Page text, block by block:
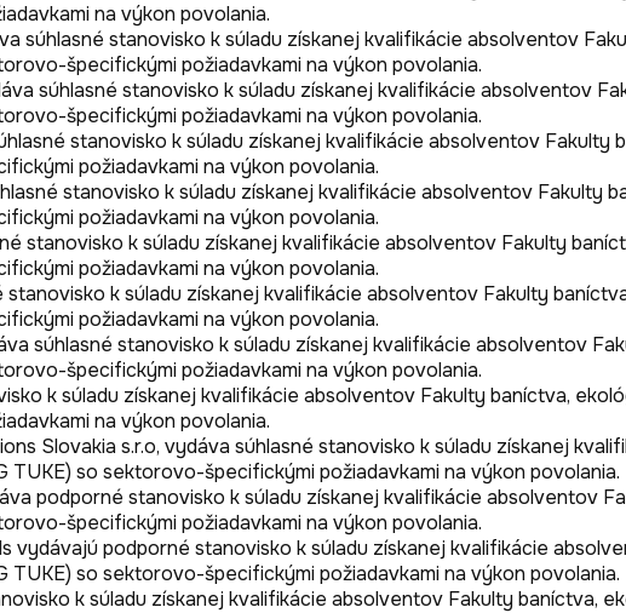
na výkon povolania.
súhlasné stanovisko k súladu získanej kvalifikácie absolventov
špecifickými požiadavkami na výkon povolania.
súhlasné stanovisko k súladu získanej kvalifikácie absolventov
špecifickými požiadavkami na výkon povolania.
stanovisko k súladu získanej kvalifikácie absolventov
požiadavkami na výkon povolania.
stanovisko k súladu získanej kvalifikácie absolventov Fakulty
požiadavkami na výkon povolania.
stanovisko k súladu získanej kvalifikácie absolventov Fakulty
požiadavkami na výkon povolania.
k súladu získanej kvalifikácie absolventov Fakulty
požiadavkami na výkon povolania.
súhlasné stanovisko k súladu získanej kvalifikácie absolventov
špecifickými požiadavkami na výkon povolania.
k súladu získanej kvalifikácie absolventov Fakulty baníctva,
na výkon povolania.
Slovakia s.r.o, vydáva súhlasné stanovisko k súladu získanej
so sektorovo-špecifickými požiadavkami na výkon povolania.
podporné stanovisko k súladu získanej kvalifikácie absolventov
špecifickými požiadavkami na výkon povolania.
vydávajú podporné stanovisko k súladu získanej kvalifikácie
so sektorovo-špecifickými požiadavkami na výkon povolania.
k súladu získanej kvalifikácie absolventov Fakulty baníctva,